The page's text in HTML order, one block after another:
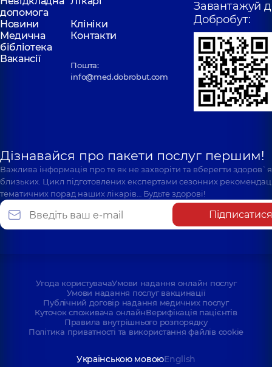
допомога
Новини
Клініки
Медична
бібліотека
Контакти
Вакансії
Пошта:
info@med.dobrobut.com
Завантажуй
Добробут:
Дізнавайся про пакети послуг першим!
Важлива інформація про те як не захворіти та вберегти
близьких. Цикл підготовлених експертами сезонних
тематичних порад наших лікарів… Будьте здорові!
Підписатися
Угода користувачаУмови надання онлайн послуг
Умови надання послуг вакцинації
Публічний договір надання медичних послуг
Куточок споживача онлайнВерифікація пацієнтів
Правила внутрішнього розпорядку
Політика приватності та використання файлів cookie
Українською мовоюEnglish